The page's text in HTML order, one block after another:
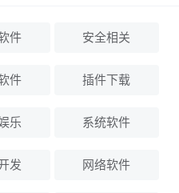
件 安全相关
件 插件下载
乐 系统软件
发 网络软件